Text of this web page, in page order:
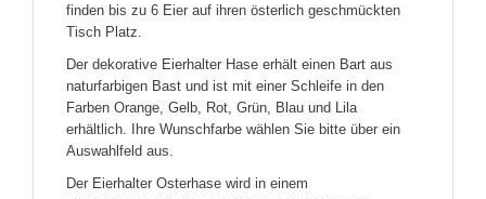
finden bis zu 6 Eier auf ihren österlich geschmückten
Tisch Platz.
Der dekorative Eierhalter Hase erhält einen Bart aus
naturfarbigen Bast und ist mit einer Schleife in den
Farben Orange, Gelb, Rot, Grün, Blau und Lila
erhältlich. Ihre Wunschfarbe wählen Sie bitte über ein
Auswahlfeld aus.
Der Eierhalter Osterhase wird in einem